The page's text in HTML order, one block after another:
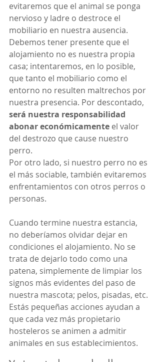
evitaremos que el animal se ponga
nervioso y ladre o destroce el
mobiliario en nuestra ausencia.
Debemos tener presente que el
alojamiento no es nuestra propia
casa; intentaremos, en lo posible,
que tanto el mobiliario como el
entorno no resulten maltrechos por
nuestra presencia. Por descontado,
será nuestra responsabilidad
abonar económicamente el valor
del destrozo que cause nuestro
perro.
Por otro lado, si nuestro perro no es
el más sociable, también evitaremos
enfrentamientos con otros perros o
personas.
Cuando termine nuestra estancia,
no deberíamos olvidar dejar en
condiciones el alojamiento. No se
trata de dejarlo todo como una
patena, simplemente de limpiar los
signos más evidentes del paso de
nuestra mascota; pelos, pisadas, etc.
Estás pequeñas acciones ayudan a
que cada vez más propietario
hosteleros se animen a admitir
animales en sus establecimientos.